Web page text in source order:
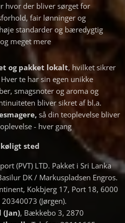
hvor der bliver sørget for
fair lønninger og
standarder og bæredygtig
meget mere
og pakket lokalt, hvilket sikrer
te har sin egen unikke
smagsnoter og aroma og
bliver sikret af bl.a.
så din teoplevelse bliver
- hver gang
sted
(PVT) LTD. Pakket i Sri Lanka
DK / Markuspladsen Engros.
Kokbjerg 17, Port 18, 6000
(Jørgen).
, Bækkebo 3, 2870